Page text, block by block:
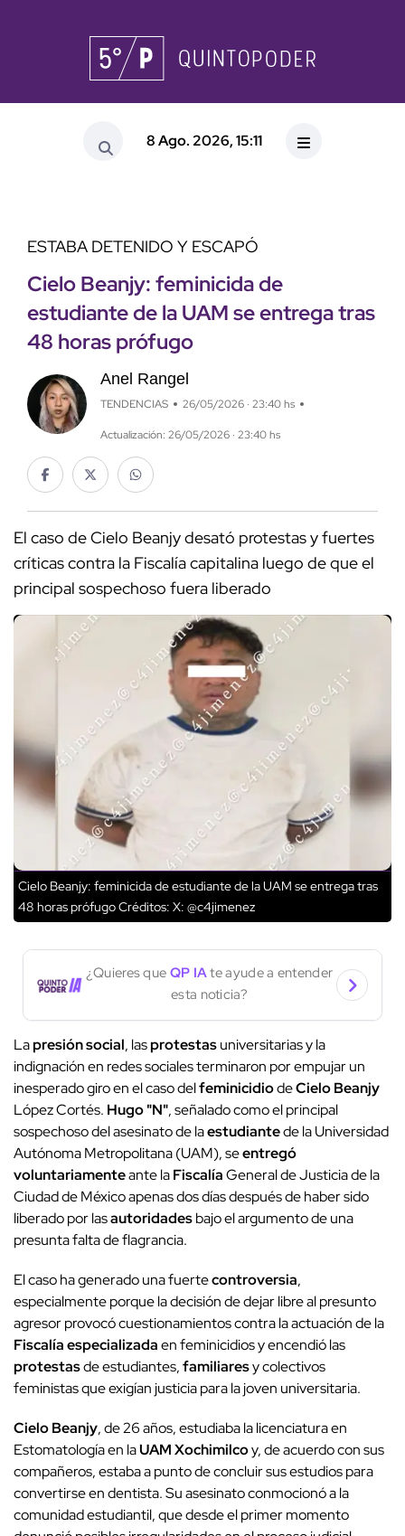
8 Ago. 2026, 15:11
ESTABA DETENIDO Y ESCAPÓ
Cielo Beanjy: feminicida de
estudiante de la UAM se entrega tras
48 horas prófugo
Anel Rangel
TENDENCIAS 26/05/2026 · 23:40 hs
Actualización: 26/05/2026 · 23:40 hs
El caso de Cielo Beanjy desató protestas y fuertes
críticas contra la Fiscalía capitalina luego de que el
principal sospechoso fuera liberado
Cielo Beanjy: feminicida de estudiante de la UAM se entrega tras
48 horas prófugoCréditos: X: @c4jimenez
¿Quieres que QP IAte ayude a entender
esta noticia?
Lapresión social, lasprotestasuniversitarias y la
indignación en redes sociales terminaron por empujar un
inesperado giro en el caso delfeminicidiodeCielo Beanjy
López Cortés. Hugo "N", señalado como el principal
sospechoso del asesinato de laestudiantede la Universidad
Autónoma Metropolitana (UAM), seentregó
voluntariamenteante laFiscalíaGeneral de Justicia de la
Ciudad de México apenas dos días después de haber sido
liberado por lasautoridadesbajo el argumento de una
presunta falta de flagrancia.
El caso ha generado una fuertecontroversia,
especialmente porque la decisión de dejar libre al presunto
agresor provocó cuestionamientos contra la actuación de la
Fiscalía especializadaen feminicidios y encendió las
protestasde estudiantes,familiaresy colectivos
feministas que exigían justicia para la joven universitaria.
Cielo Beanjy, de 26 años, estudiaba la licenciatura en
Estomatología en laUAM Xochimilcoy, de acuerdo con sus
compañeros, estaba a punto de concluir sus estudios para
convertirse en dentista. Su asesinato conmocionó a la
comunidad estudiantil, que desde el primer momento